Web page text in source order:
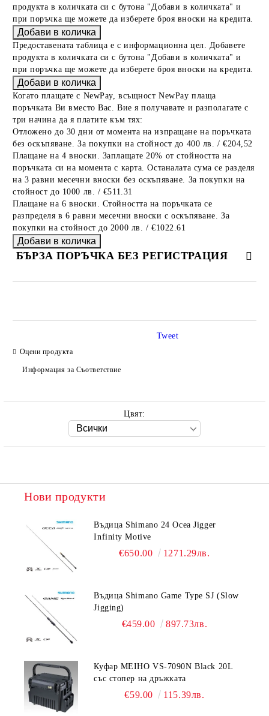
продукта в количката си с бутона "Добави в количката" и
при поръчка ще можете да изберете броя вноски на кредита.
Предоставената таблица е с информационна цел. Добавете
продукта в количката си с бутона "Добави в количката" и
при поръчка ще можете да изберете броя вноски на кредита.
Когато плащате с NewPay, всъщност NewPay плаща
поръчката Ви вместо Вас. Вие я получавате и разполагате с
три начина да я платите към тях:
Отложено до 30 дни от момента на изпращане на поръчката
без оскъпяване. За покупки на стойност до 400 лв. / €204,52
Плащане на 4 вноски. Заплащате 20% от стойността на
поръчката си на момента с карта. Останалата сума се разделя
на 3 равни месечни вноски без оскъпяване. За покупки на
стойност до 1000 лв. / €511.31
Плащане на 6 вноски. Стойността на поръчката се
разпределя в 6 равни месечни вноски с оскъпяване. За
покупки на стойност до 2000 лв. / €1022.61
БЪРЗА ПОРЪЧКА БЕЗ РЕГИСТРАЦИЯ
Ние ще се свържем с вас в рамките на работния ден.
Оцени продукта
Информация за Съответствие
Tweet
Цвят:
Нови продукти
Въдица Shimano 24 Ocea Jigger
Infinity Motive
€650.00 1271.29лв.
Въдица Shimano Game Type SJ (Slow
Jigging)
€459.00 897.73лв.
Куфар MEIHO VS-7090N Black 20L
със стопер на дръжката
€59.00 115.39лв.